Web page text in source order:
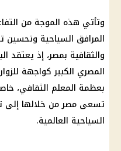
وتأتي هذه الموجة من
المرافق السياحية وتحسين
والثقافية بمصر، إذ
المصري الكبير كواجهة
بعظمة المعلم الثقافي،
تسعى مصر من خلالها إلى
السياحية العالمية.